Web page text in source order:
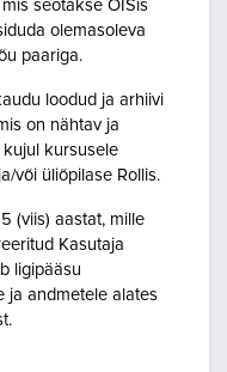
seotakse ÕISis
olemasoleva
paariga.
loodud ja arhiivi
on nähtav ja
kujul kursusele
või üliõpilase Rollis.
(viis) aastat, mille
Kasutaja
ligipääsu
ja andmetele alates